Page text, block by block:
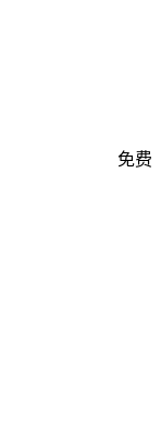
免费